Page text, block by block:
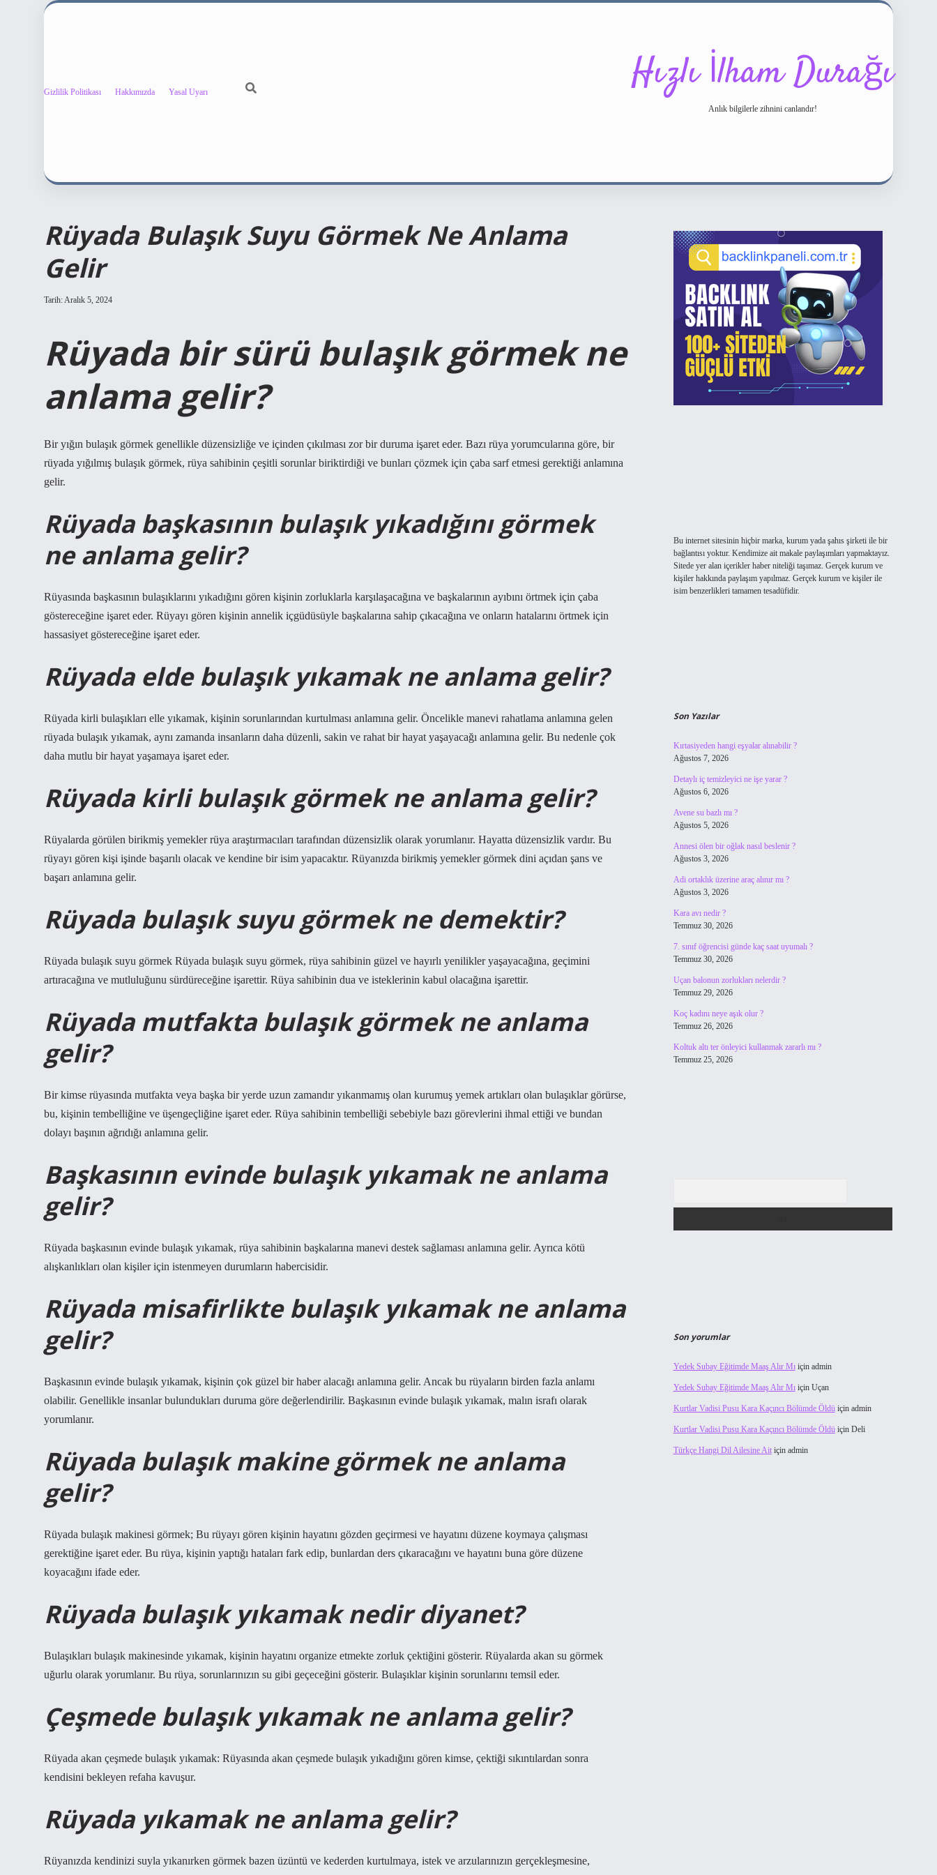
Gizlilik Politikası Hakkımızda Yasal Uyarı Hızlı İlham Durağı
Anlık bilgilerle zihnini canlandır!
Rüyada Bulaşık Suyu Görmek Ne Anlama
Gelir
Tarih: Aralık 5, 2024
Rüyada bir sürü bulaşık görmek ne
anlama gelir?
Bir yığın bulaşık görmek genellikle düzensizliğe ve içinden çıkılması zor bir duruma işaret eder. Bazı rüya yorumcularına göre, bir
rüyada yığılmış bulaşık görmek, rüya sahibinin çeşitli sorunlar biriktirdiği ve bunları çözmek için çaba sarf etmesi gerektiği anlamına
gelir.
Rüyada başkasının bulaşık yıkadığını görmek
ne anlama gelir?
Rüyasında başkasının bulaşıklarını yıkadığını gören kişinin zorluklarla karşılaşacağına ve başkalarının ayıbını örtmek için çaba
göstereceğine işaret eder. Rüyayı gören kişinin annelik içgüdüsüyle başkalarına sahip çıkacağına ve onların hatalarını örtmek için
hassasiyet göstereceğine işaret eder.
Rüyada elde bulaşık yıkamak ne anlama gelir?
Rüyada kirli bulaşıkları elle yıkamak, kişinin sorunlarından kurtulması anlamına gelir. Öncelikle manevi rahatlama anlamına gelen
rüyada bulaşık yıkamak, aynı zamanda insanların daha düzenli, sakin ve rahat bir hayat yaşayacağı anlamına gelir. Bu nedenle çok
daha mutlu bir hayat yaşamaya işaret eder.
Rüyada kirli bulaşık görmek ne anlama gelir?
Rüyalarda görülen birikmiş yemekler rüya araştırmacıları tarafından düzensizlik olarak yorumlanır. Hayatta düzensizlik vardır. Bu
rüyayı gören kişi işinde başarılı olacak ve kendine bir isim yapacaktır. Rüyanızda birikmiş yemekler görmek dini açıdan şans ve
başarı anlamına gelir.
Rüyada bulaşık suyu görmek ne demektir?
Rüyada bulaşık suyu görmek Rüyada bulaşık suyu görmek, rüya sahibinin güzel ve hayırlı yenilikler yaşayacağına, geçimini
artıracağına ve mutluluğunu sürdüreceğine işarettir. Rüya sahibinin dua ve isteklerinin kabul olacağına işarettir.
Rüyada mutfakta bulaşık görmek ne anlama
gelir?
Bir kimse rüyasında mutfakta veya başka bir yerde uzun zamandır yıkanmamış olan kurumuş yemek artıkları olan bulaşıklar görürse,
bu, kişinin tembelliğine ve üşengeçliğine işaret eder. Rüya sahibinin tembelliği sebebiyle bazı görevlerini ihmal ettiği ve bundan
dolayı başının ağrıdığı anlamına gelir.
Başkasının evinde bulaşık yıkamak ne anlama
gelir?
Rüyada başkasının evinde bulaşık yıkamak, rüya sahibinin başkalarına manevi destek sağlaması anlamına gelir. Ayrıca kötü
alışkanlıkları olan kişiler için istenmeyen durumların habercisidir.
Rüyada misafirlikte bulaşık yıkamak ne anlama
gelir?
Başkasının evinde bulaşık yıkamak, kişinin çok güzel bir haber alacağı anlamına gelir. Ancak bu rüyaların birden fazla anlamı
olabilir. Genellikle insanlar bulundukları duruma göre değerlendirilir. Başkasının evinde bulaşık yıkamak, malın israfı olarak
yorumlanır.
Rüyada bulaşık makine görmek ne anlama
gelir?
Rüyada bulaşık makinesi görmek; Bu rüyayı gören kişinin hayatını gözden geçirmesi ve hayatını düzene koymaya çalışması
gerektiğine işaret eder. Bu rüya, kişinin yaptığı hataları fark edip, bunlardan ders çıkaracağını ve hayatını buna göre düzene
koyacağını ifade eder.
Rüyada bulaşık yıkamak nedir diyanet?
Bulaşıkları bulaşık makinesinde yıkamak, kişinin hayatını organize etmekte zorluk çektiğini gösterir. Rüyalarda akan su görmek
uğurlu olarak yorumlanır. Bu rüya, sorunlarınızın su gibi geçeceğini gösterir. Bulaşıklar kişinin sorunlarını temsil eder.
Çeşmede bulaşık yıkamak ne anlama gelir?
Rüyada akan çeşmede bulaşık yıkamak: Rüyasında akan çeşmede bulaşık yıkadığını gören kimse, çektiği sıkıntılardan sonra
kendisini bekleyen refaha kavuşur.
Rüyada yıkamak ne anlama gelir?
Rüyanızda kendinizi suyla yıkanırken görmek bazen üzüntü ve kederden kurtulmaya, istek ve arzularınızın gerçekleşmesine,
Bu internet sitesinin hiçbir marka, kurum yada şahıs şirketi ile bir
bağlantısı yoktur. Kendimize ait makale paylaşımları yapmaktayız.
Sitede yer alan içerikler haber niteliği taşımaz. Gerçek kurum ve
kişiler hakkında paylaşım yapılmaz. Gerçek kurum ve kişiler ile
isim benzerlikleri tamamen tesadüfidir.
Son Yazılar
Kırtasiyeden hangi eşyalar alınabilir ?
Ağustos 7, 2026
Detaylı iç temizleyici ne işe yarar ?
Ağustos 6, 2026
Avene su bazlı mı ?
Ağustos 5, 2026
Annesi ölen bir oğlak nasıl beslenir ?
Ağustos 3, 2026
Adi ortaklık üzerine araç alınır mı ?
Ağustos 3, 2026
Kara avı nedir ?
Temmuz 30, 2026
7. sınıf öğrencisi günde kaç saat uyumalı ?
Temmuz 30, 2026
Uçan balonun zorlukları nelerdir ?
Temmuz 29, 2026
Koç kadını neye aşık olur ?
Temmuz 26, 2026
Koltuk altı ter önleyici kullanmak zararlı mı ?
Temmuz 25, 2026
Son yorumlar
Yedek Subay Eğitimde Maaş Alır Mıiçin admin
Yedek Subay Eğitimde Maaş Alır Mıiçin Uçan
Kurtlar Vadisi Pusu Kara Kaçıncı Bölümde Öldüiçin admin
Kurtlar Vadisi Pusu Kara Kaçıncı Bölümde Öldüiçin Deli
Türkçe Hangi Dil Ailesine Aitiçin admin